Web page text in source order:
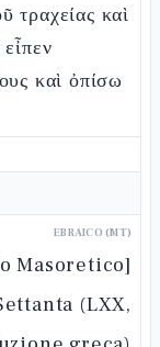
τραχείας καὶ
καὶ ὀπίσω
EBRAICO (MT)
Masoretico
(LXX,